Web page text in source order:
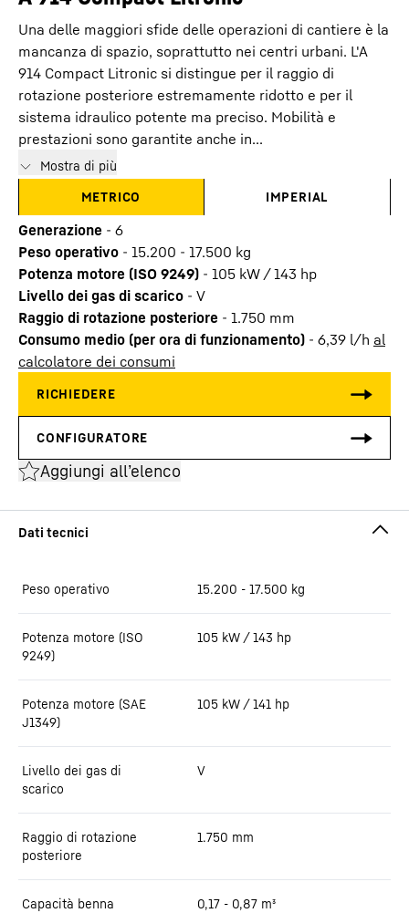
Una delle maggiori sfide delle operazioni di cantiere è la
mancanza di spazio, soprattutto nei centri urbani. L'A
914 Compact Litronic si distingue per il raggio di
rotazione posteriore estremamente ridotto e per il
sistema idraulico potente ma preciso. Mobilità e
prestazioni sono garantite anche in...
Mostra di più
METRICO
IMPERIAL
Generazione - 6
Peso operativo - 15.200 - 17.500 kg
Potenza motore (ISO 9249) - 105 kW / 143 hp
Livello dei gas di scarico - V
Raggio di rotazione posteriore - 1.750 mm
Consumo medio (per ora di funzionamento) - 6,39 l/h al
calcolatore dei consumi
Aggiungi all’elenco
Peso operativo 15.200 - 17.500 kg
Potenza motore (ISO
9249)
105 kW / 143 hp
Potenza motore (SAE
J1349)
105 kW / 141 hp
Livello dei gas di
scarico
V
Raggio di rotazione
posteriore
1.750 mm
Capacità benna
0,17 - 0,87 m³